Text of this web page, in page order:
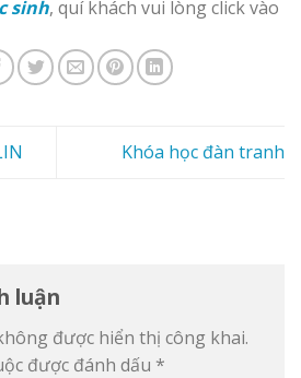
sinh, quí khách vui lòng click vào
Khóa học đàn tranh
luận
được hiển thị công khai.
được đánh dấu *